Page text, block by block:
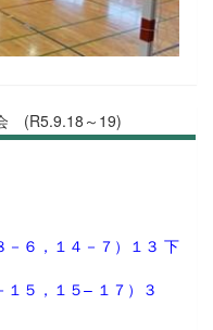
(R5.9.18～19)
６，１４－７）１３ 下
，１５– １７）３